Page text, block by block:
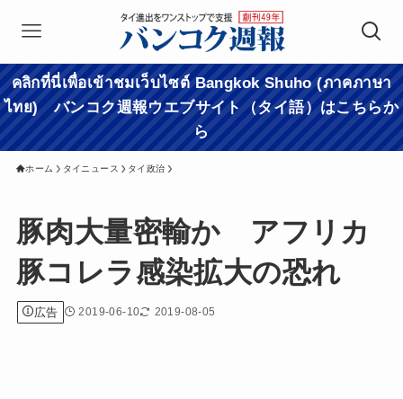
คลิกที่นี่เพื่อเข้าชมเว็บไซต์ Bangkok Shuho (ภาคภาษา
ไทย) バンコク週報ウエブサイト（タイ語）はこちらか
ら
ホーム タイニュース タイ政治
豚肉大量密輸か アフリカ
豚コレラ感染拡大の恐れ
広告 2019-06-10 2019-08-05